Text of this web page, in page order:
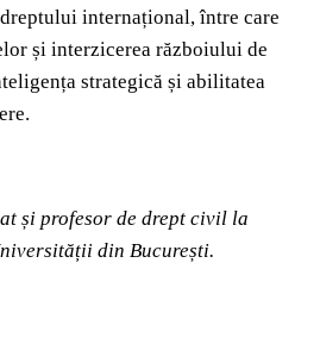
internațional, între care
și interzicerea războiului de
strategică și abilitatea
și profesor de drept civil la
din București.